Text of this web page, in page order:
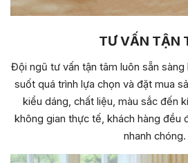
TƯ VẤN TẬN
Đội ngũ tư vấn tận tâm luôn sẵn
suốt quá trình lựa chọn và đặt mua
kiểu dáng, chất liệu, màu sắc đến
không gian thực tế, khách hàng đều
nhanh chóng.